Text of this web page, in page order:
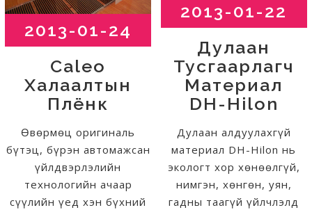
2013-01-24
Caleo
Халаалтын
Плёнк
Өвөрмөц оригиналь
бүтэц, бүрэн автомажсан
үйлдвэрлэлийн
технологийн ачаар
сүүлийн үед хэн бүхний
2013-01-22
Дулаан
Тусгаарлагч
Материал
DH-Hilon
Дулаан алдуулахгүй
материал DH-Hilon нь
экологт хор хөнөөлгүй,
нимгэн, хөнгөн, уян,
гадны таагүй үйлчлэлд